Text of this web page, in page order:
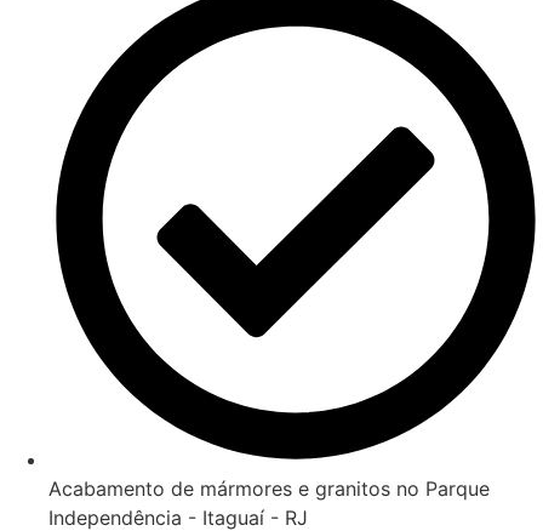
Acabamento de mármores e granitos no Parque
Independência - Itaguaí - RJ